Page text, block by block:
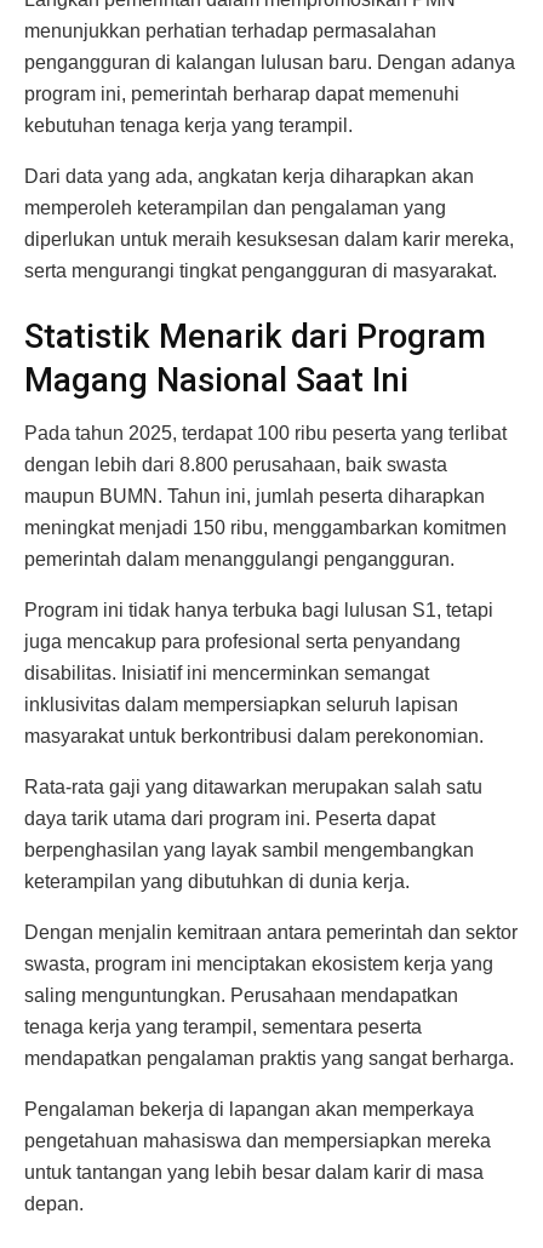
menunjukkan perhatian terhadap permasalahan
pengangguran di kalangan lulusan baru. Dengan adanya
program ini, pemerintah berharap dapat memenuhi
kebutuhan tenaga kerja yang terampil.
Dari data yang ada, angkatan kerja diharapkan akan
memperoleh keterampilan dan pengalaman yang
diperlukan untuk meraih kesuksesan dalam karir mereka,
serta mengurangi tingkat pengangguran di masyarakat.
Statistik Menarik dari Program
Magang Nasional Saat Ini
Pada tahun 2025, terdapat 100 ribu peserta yang terlibat
dengan lebih dari 8.800 perusahaan, baik swasta
maupun BUMN. Tahun ini, jumlah peserta diharapkan
meningkat menjadi 150 ribu, menggambarkan komitmen
pemerintah dalam menanggulangi pengangguran.
Program ini tidak hanya terbuka bagi lulusan S1, tetapi
juga mencakup para profesional serta penyandang
disabilitas. Inisiatif ini mencerminkan semangat
inklusivitas dalam mempersiapkan seluruh lapisan
masyarakat untuk berkontribusi dalam perekonomian.
Rata-rata gaji yang ditawarkan merupakan salah satu
daya tarik utama dari program ini. Peserta dapat
berpenghasilan yang layak sambil mengembangkan
keterampilan yang dibutuhkan di dunia kerja.
Dengan menjalin kemitraan antara pemerintah dan sektor
swasta, program ini menciptakan ekosistem kerja yang
saling menguntungkan. Perusahaan mendapatkan
tenaga kerja yang terampil, sementara peserta
mendapatkan pengalaman praktis yang sangat berharga.
Pengalaman bekerja di lapangan akan memperkaya
pengetahuan mahasiswa dan mempersiapkan mereka
untuk tantangan yang lebih besar dalam karir di masa
depan.